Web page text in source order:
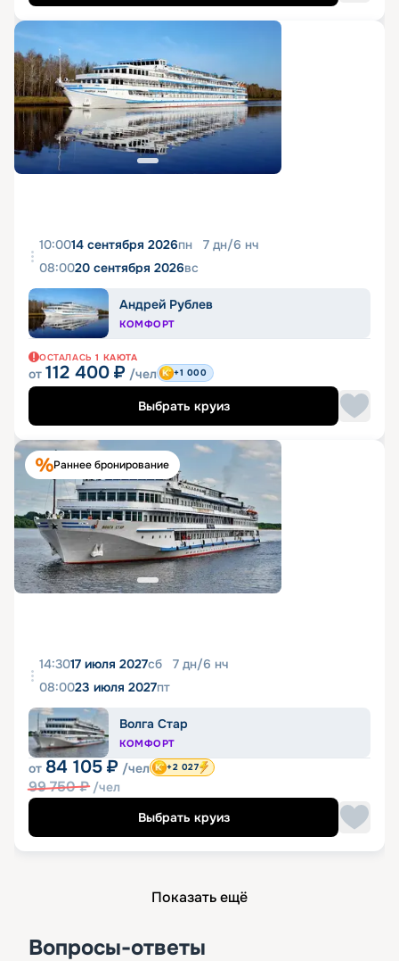
10:0014 сентября 2026пн 7 дн/6 нч
08:0020 сентября 2026вс
Андрей Рублев
КОМФОРТ
ОСТАЛАСЬ 1 КАЮТА
от 112 400 ₽ /чел +1 000
Выбрать круиз
Раннее бронирование
14:3017 июля 2027сб 7 дн/6 нч
08:0023 июля 2027пт
Волга Стар
КОМФОРТ
от 84 105 ₽ /чел
99 750₽ /чел
+2 027
Выбрать круиз
Показать ещё
Вопросы-ответы